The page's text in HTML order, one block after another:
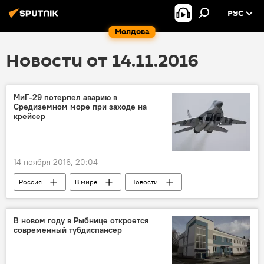
Молдова
РУС
Новости от 14.11.2016
МиГ-29 потерпел аварию в
Средиземном море при заходе на
крейсер
14 ноября 2016, 20:04
Россия В мире
Новости
Происшествия
Россия
авария
летчик
крейсер
В новом году в Рыбнице откроется
современный тубдиспансер